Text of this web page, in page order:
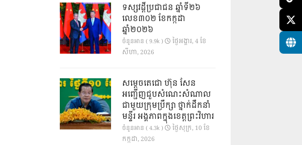
ទស្សវដ្តីប្រជាជន ឆ្នាំទី២៦
លេខ៣០២ ខែកក្កដា
ឆ្នាំ២០២៦
ចំនួនអាន ( 9.9k )
ថ្ងៃ​អង្គារ, 4 ខែ​
សីហា, 2026
សម្តេចតេជោ ហ៊ុន សែន
អញ្ជើញជួបសំណេះសំណាល
ជាមួយក្រុមប្រឹក្សា ថ្នាក់ដឹកនាំ
មន្ទីរ អង្គភាពក្នុងខេត្តព្រះវិហារ
ចំនួនអាន ( 4.3k )
ថ្ងៃ​សុក្រ, 10 ខែ​
កក្កដា, 2026